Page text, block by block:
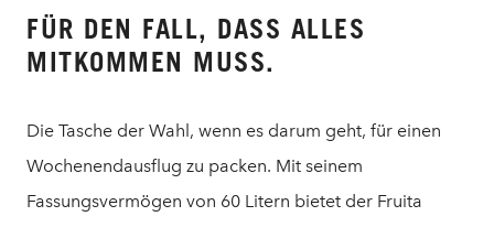
FÜR DEN FALL, DASS ALLES
MITKOMMEN MUSS.
Die Tasche der Wahl, wenn es darum geht, für einen
Wochenendausflug zu packen. Mit seinem
Fassungsvermögen von 60 Litern bietet der Fruita